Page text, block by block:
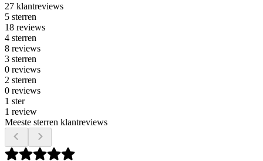
27 klantreviews
5 sterren
18 reviews
4 sterren
8 reviews
3 sterren
0 reviews
2 sterren
0 reviews
1 ster
1 review
Meeste sterren klantreviews